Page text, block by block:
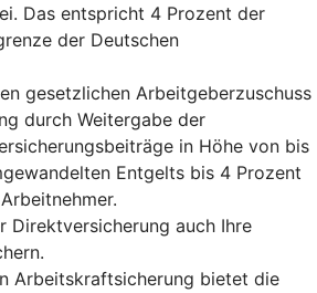
Das entspricht 4 Prozent der
der Deutschen
gesetzlichen Arbeitgeberzuschuss
durch Weitergabe der
in Höhe von bis
Entgelts bis 4 Prozent
Direktversicherung auch Ihre
Arbeitskraftsicherung bietet die